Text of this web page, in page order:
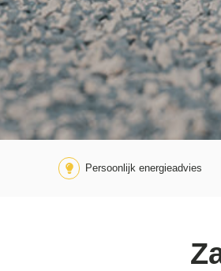
Persoonlijk energieadvies